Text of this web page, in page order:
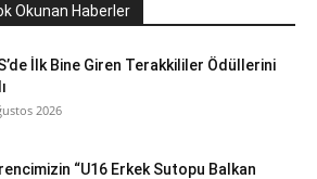
Okunan Haberler
İlk Bine Giren Terakkililer Ödüllerini
2026
“U16 Erkek Sutopu Balkan